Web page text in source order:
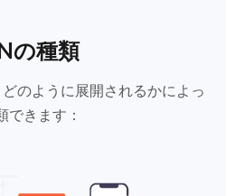
の種類
のように展開されるかによっ
できます：